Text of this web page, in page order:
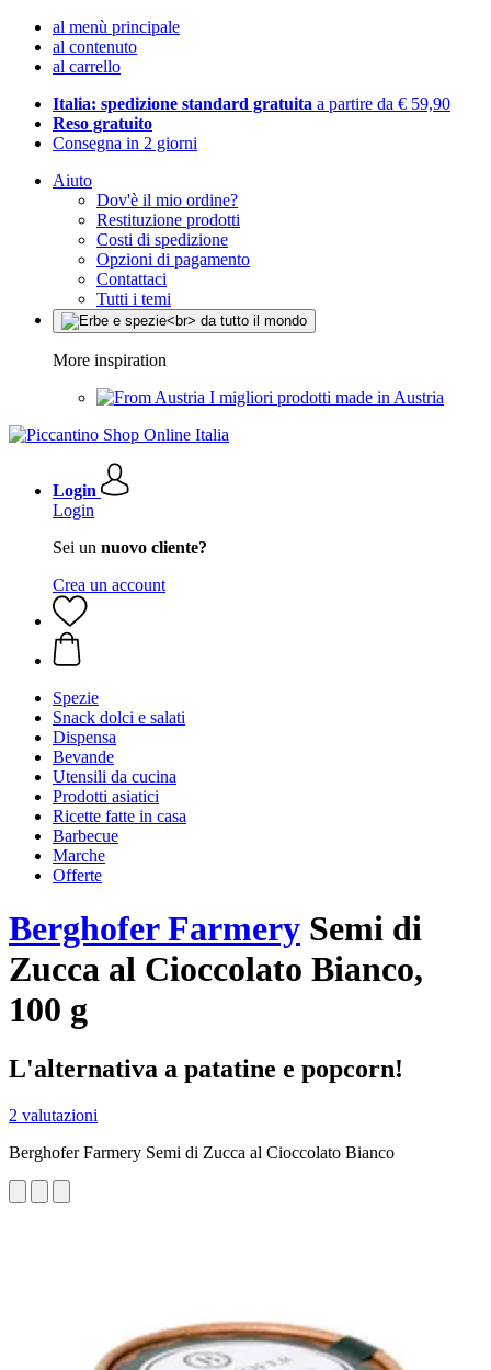
al menù principale
al contenuto
al carrello
Italia: spedizione standard gratuita a partire da € 59,90
Reso gratuito
Consegna in 2 giorni
Aiuto
Dov'è il mio ordine?
Restituzione prodotti
Costi di spedizione
Opzioni di pagamento
Contattaci
Tutti i temi
More inspiration
I migliori prodotti made in Austria
Login
Login
Sei un nuovo cliente?
Crea un account
Spezie
Snack dolci e salati
Dispensa
Bevande
Utensili da cucina
Prodotti asiatici
Ricette fatte in casa
Barbecue
Marche
Offerte
Berghofer Farmery Semi di
Zucca al Cioccolato Bianco,
100 g
L'alternativa a patatine e popcorn!
2 valutazioni
Berghofer Farmery Semi di Zucca al Cioccolato Bianco